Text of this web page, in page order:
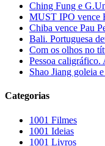
Ching Fung e
MUST IPO vence
Chiba vence Pau
Bali. Portuguesa
Com os olhos no
Pessoa caligráfico.
Shao Jiang goleia
Categorias
1001 Filmes
1001 Ideias
1001 Livros